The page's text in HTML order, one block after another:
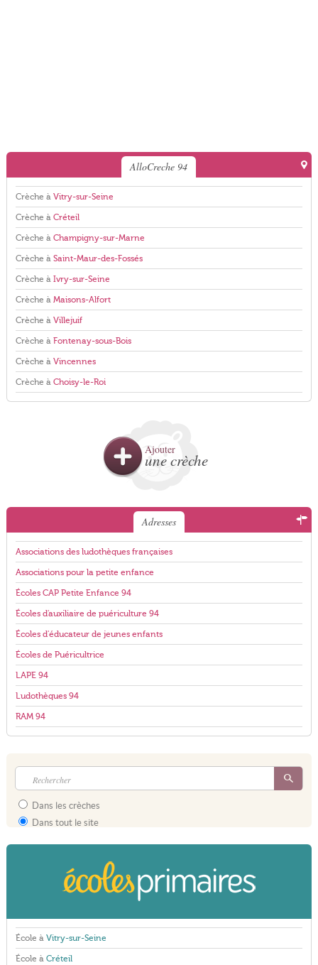
AlloCreche 94
Crèche à Vitry-sur-Seine
Crèche à Créteil
Crèche à Champigny-sur-Marne
Crèche à Saint-Maur-des-Fossés
Crèche à Ivry-sur-Seine
Crèche à Maisons-Alfort
Crèche à Villejuif
Crèche à Fontenay-sous-Bois
Crèche à Vincennes
Crèche à Choisy-le-Roi
Ajouter
une crèche
Adresses
Associations des ludothèques françaises
Associations pour la petite enfance
Écoles CAP Petite Enfance 94
Écoles d'auxiliaire de puériculture 94
Écoles d'éducateur de jeunes enfants
Écoles de Puéricultrice
LAPE 94
Ludothèques 94
RAM 94
Dans les crèches
Dans tout le site
École à Vitry-sur-Seine
École à Créteil